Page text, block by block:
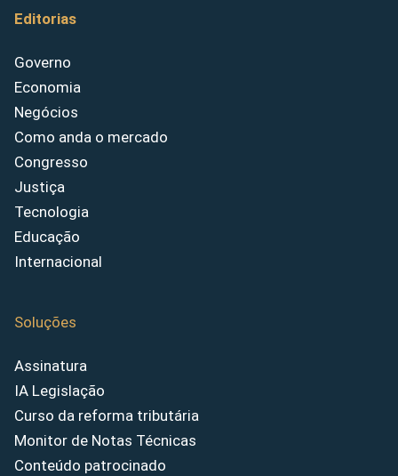
Editorias
Governo
Economia
Negócios
Como anda o mercado
Congresso
Justiça
Tecnologia
Educação
Internacional
Soluções
Assinatura
IA Legislação
Curso da reforma tributária
Monitor de Notas Técnicas
Conteúdo patrocinado